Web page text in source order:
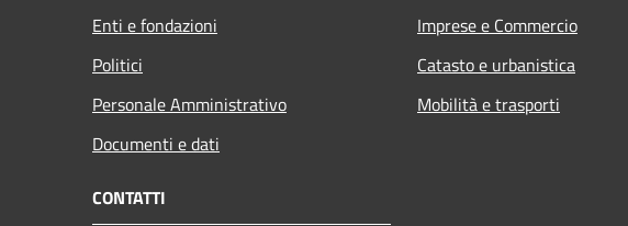
Enti e fondazioni
Politici
Personale Amministrativo
Documenti e dati
Imprese e Commercio
Catasto e urbanistica
Mobilità e trasporti
CONTATTI